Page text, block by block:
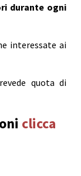
durante ogni
interessate ai
quota di
clicca